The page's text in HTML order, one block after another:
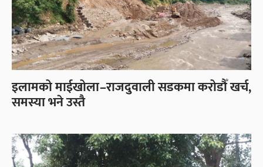
इलामको माईखोला–राजदुवाली सडकमा करोडौँ खर्च,
समस्या भने उस्तै